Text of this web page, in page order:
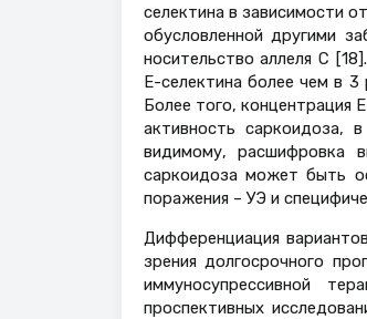
селектина в зависимости
обусловленной другими
носительство аллеля С
Е-селектина более чем в
Более того, концентрация
активность саркоидоза,
видимому, расшифровка
саркоидоза может быть
поражения – УЭ и
Дифференциация
зрения долгосрочного
иммуносупрессивной
проспективных